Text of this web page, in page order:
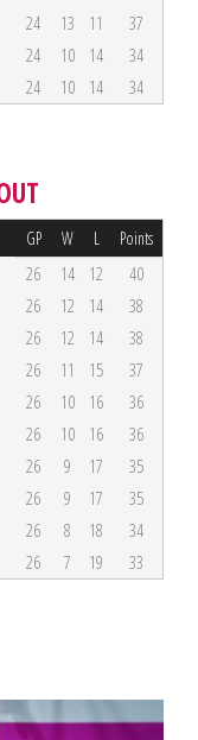
24 13 11
37
24 10 14
34
24 10 14 34
GP W L Points
26 14 12
40
26 12 14
38
26 12 14
38
26 11 15
37
26 10 16
36
26 10 16
36
26 9 17
35
26 9 17
35
26 8 18
34
26 7 19 33